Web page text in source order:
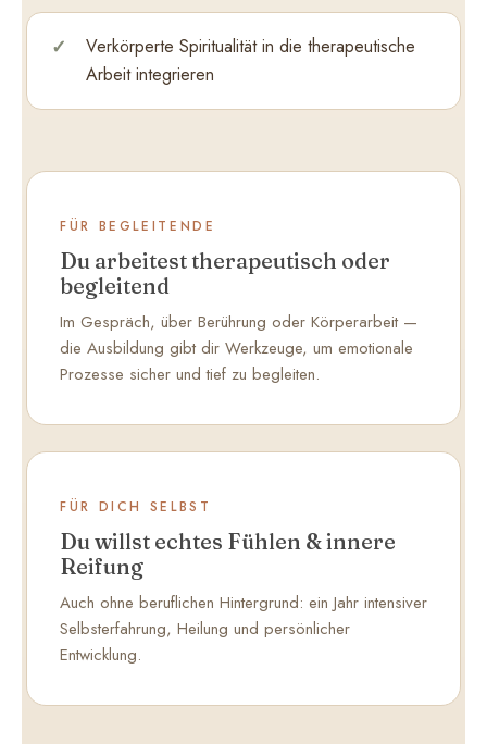
Verkörperte Spiritualität in die therapeutische
Arbeit integrieren
FÜR BEGLEITENDE
Du arbeitest therapeutisch oder
begleitend
Im Gespräch, über Berührung oder Körperarbeit —
die Ausbildung gibt dir Werkzeuge, um emotionale
Prozesse sicher und tief zu begleiten.
FÜR DICH SELBST
Du willst echtes Fühlen & innere
Reifung
Auch ohne beruflichen Hintergrund: ein Jahr intensiver
Selbsterfahrung, Heilung und persönlicher
Entwicklung.